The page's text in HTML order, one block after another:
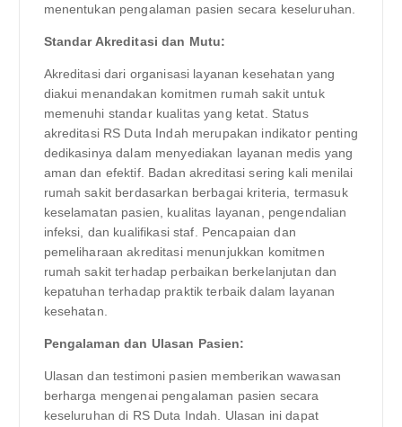
menentukan pengalaman pasien secara keseluruhan.
Standar Akreditasi dan Mutu:
Akreditasi dari organisasi layanan kesehatan yang
diakui menandakan komitmen rumah sakit untuk
memenuhi standar kualitas yang ketat. Status
akreditasi RS Duta Indah merupakan indikator penting
dedikasinya dalam menyediakan layanan medis yang
aman dan efektif. Badan akreditasi sering kali menilai
rumah sakit berdasarkan berbagai kriteria, termasuk
keselamatan pasien, kualitas layanan, pengendalian
infeksi, dan kualifikasi staf. Pencapaian dan
pemeliharaan akreditasi menunjukkan komitmen
rumah sakit terhadap perbaikan berkelanjutan dan
kepatuhan terhadap praktik terbaik dalam layanan
kesehatan.
Pengalaman dan Ulasan Pasien:
Ulasan dan testimoni pasien memberikan wawasan
berharga mengenai pengalaman pasien secara
keseluruhan di RS Duta Indah. Ulasan ini dapat